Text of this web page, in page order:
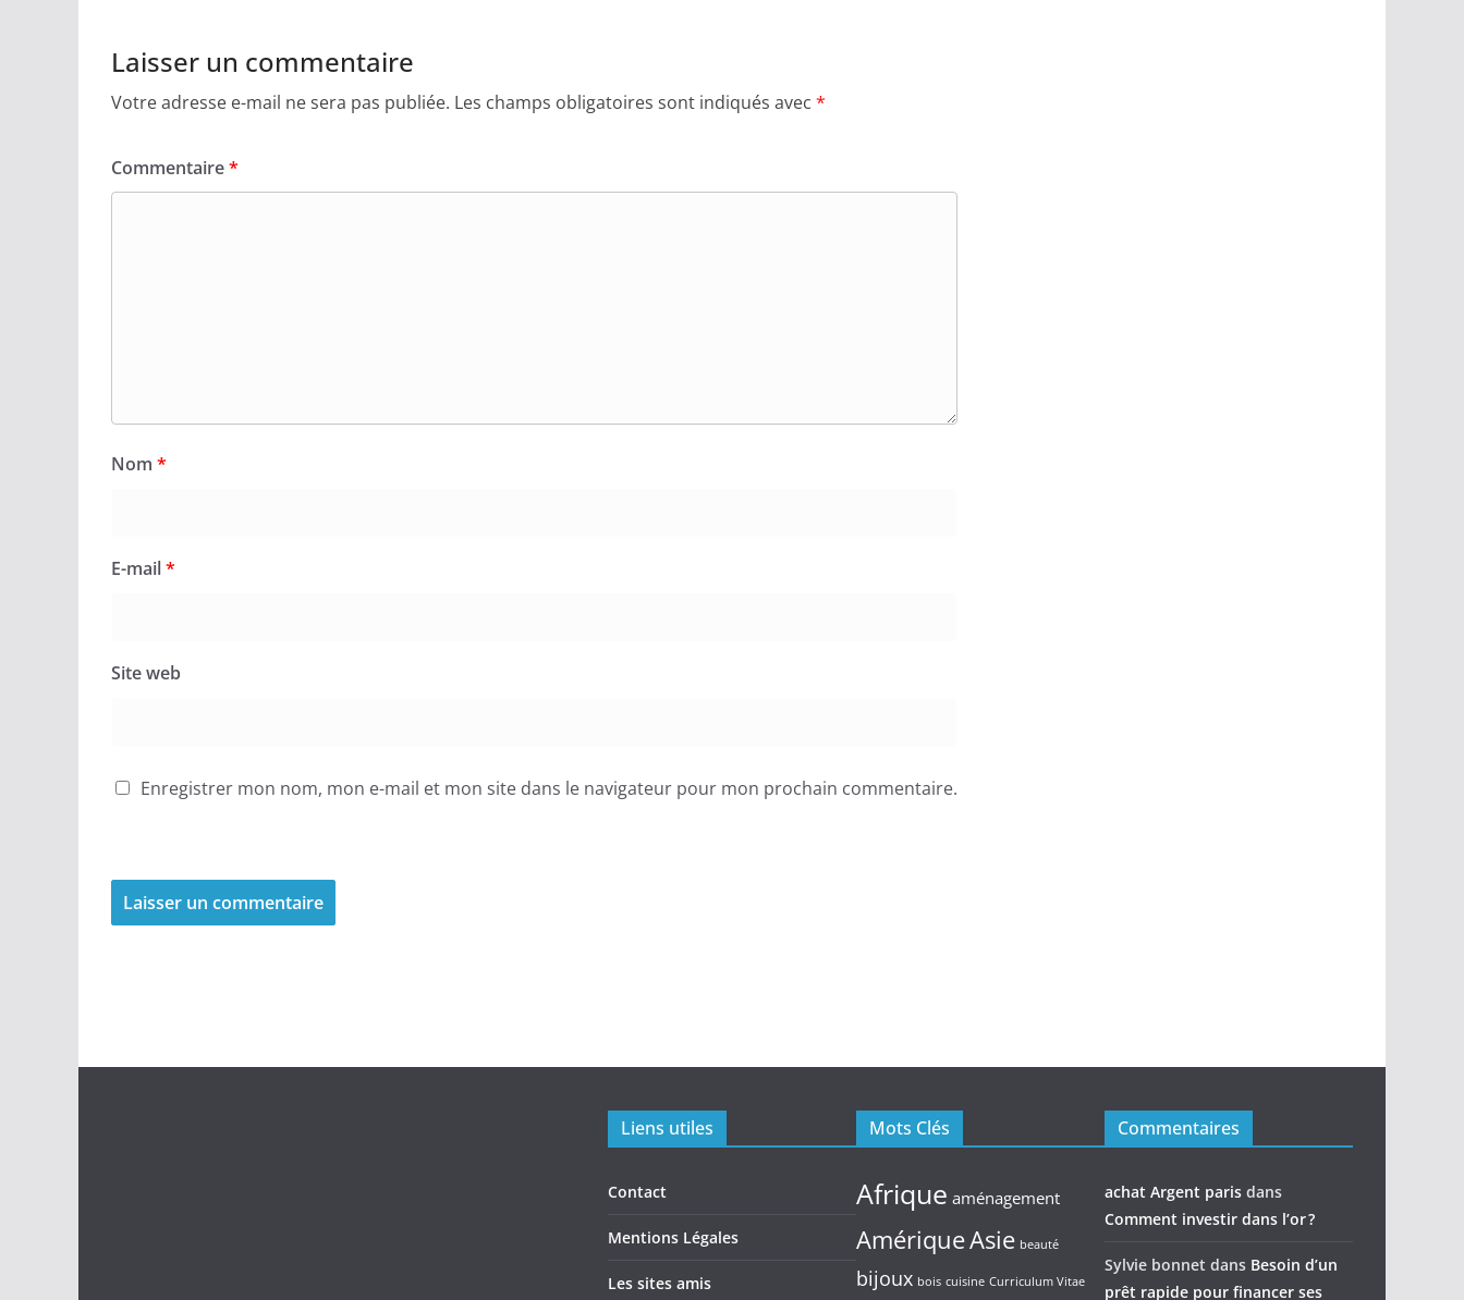
Laisser un commentaire
Votre adresse e-mail ne sera pas publiée. Les champs obligatoires sont indiqués avec *
Commentaire*
Nom *
E-mail*
Site web
Enregistrer mon nom, mon e-mail et mon site dans le navigateur pour mon prochain commentaire.
Liens utiles
Contact
Mentions Légales
Les sites amis
Mots Clés
Afrique aménagement
AmériqueAsie beauté
bijoux bois cuisine Curriculum Vitae
Commentaires
achat Argent paris dans
Comment investir dans l’or ?
Sylvie bonnet dans Besoin d’un
prêt rapide pour financer ses